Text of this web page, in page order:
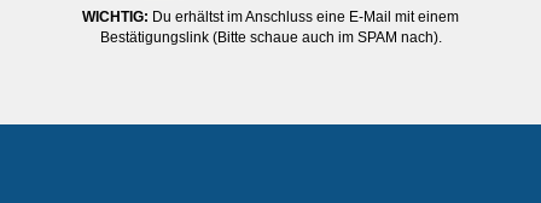
WICHTIG: Du erhältst im Anschluss eine E-Mail mit einem
Bestätigungslink (Bitte schaue auch im SPAM nach).